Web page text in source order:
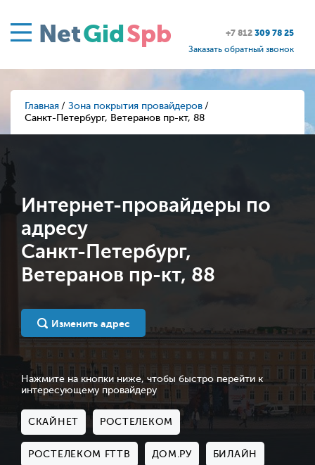
NetGidSpb +7 812 309 78 25
Заказать обратный звонок
Главная
Зона покрытия провайдеров
Санкт-Петербург, Ветеранов пр-кт, 88
Интернет-провайдеры по
адресу
Санкт-Петербург,
Ветеранов пр-кт, 88
Изменить адрес
Нажмите на кнопки ниже, чтобы быстро перейти к
интересующему провайдеру
СКАЙНЕТ РОСТЕЛЕКОМ
РОСТЕЛЕКОМ FTTB ДОМ.РУ БИЛАЙН